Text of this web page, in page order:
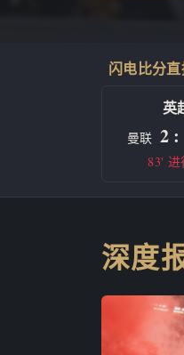
闪电比分
英
曼联 2 :
83' 进
深度